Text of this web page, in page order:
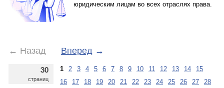
юридическим лицам во всех отраслях права.
← Назад Вперед →
30
страниц
1 2 3 4 5 6 7 8 9 10 11 12 13 14
15
16
17 18 19 20 21 22 23 24 25 26 27
28